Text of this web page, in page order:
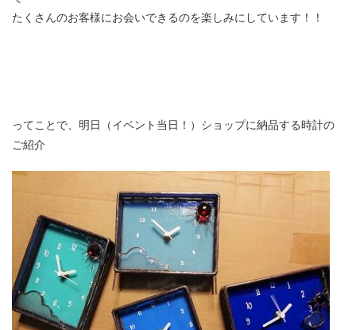
たくさんのお客様にお会いできるのを楽しみにしています！！
ってことで、明日（イベント当日！）ショップに納品する時計の
ご紹介